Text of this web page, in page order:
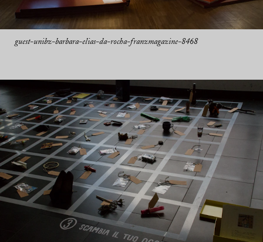
guest-unibz-barbara-elias-da-rocha-franzmagazine-8468